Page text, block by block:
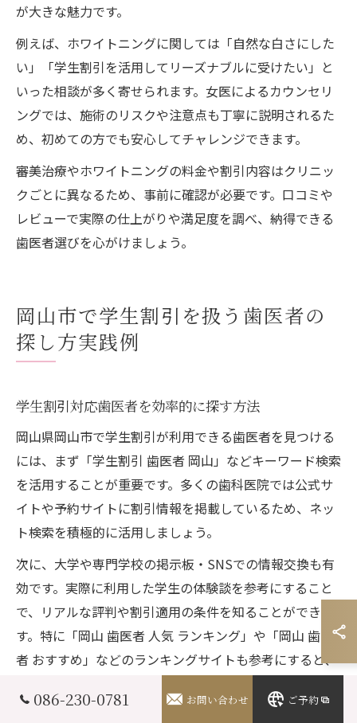
が大きな魅力です。
例えば、ホワイトニングに関しては「自然な白さにした
い」「学生割引を活用してリーズナブルに受けたい」と
いった相談が多く寄せられます。女医によるカウンセリ
ングでは、施術のリスクや注意点も丁寧に説明されるた
め、初めての方でも安心してチャレンジできます。
審美治療やホワイトニングの料金や割引内容はクリニッ
クごとに異なるため、事前に確認が必要です。口コミや
レビューで実際の仕上がりや満足度を調べ、納得できる
歯医者選びを心がけましょう。
岡山市で学生割引を扱う歯医者の
探し方実践例
学生割引対応歯医者を効率的に探す方法
岡山県岡山市で学生割引が利用できる歯医者を見つける
には、まず「学生割引 歯医者 岡山」などキーワード検索
を活用することが重要です。多くの歯科医院では公式サ
イトや予約サイトに割引情報を掲載しているため、ネッ
ト検索を積極的に活用しましょう。
次に、大学や専門学校の掲示板・SNSでの情報交換も有
効です。実際に利用した学生の体験談を参考にすること
で、リアルな評判や割引適用の条件を知ることができま
す。特に「岡山 歯医者 人気 ランキング」や「岡山 歯医
者 おすすめ」などのランキングサイトも参考にすると、
086-230-0781 お問い合わせ ご予約